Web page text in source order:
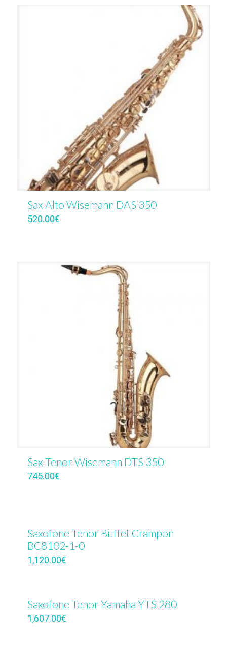
Sax Alto Wisemann DAS 350
520.00€
Sax Tenor Wisemann DTS 350
745.00€
Saxofone Tenor Buffet Crampon
BC8102-1-0
1,120.00€
Saxofone Tenor Yamaha YTS 280
1,607.00€